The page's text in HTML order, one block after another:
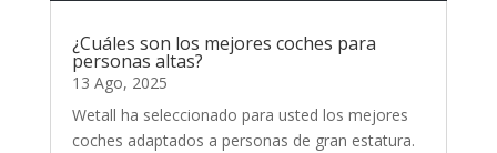
¿Cuáles son los mejores coches para
personas altas?
13 Ago, 2025
Wetall ha seleccionado para usted los mejores
coches adaptados a personas de gran estatura.